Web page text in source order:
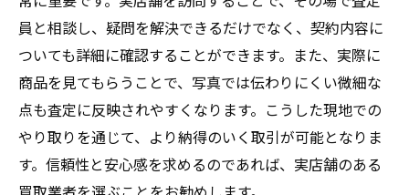
員と相談し、疑問を解決できるだけでなく、契約内容に
ついても詳細に確認することができます。また、実際に
商品を見てもらうことで、写真では伝わりにくい微細な
点も査定に反映されやすくなります。こうした現地での
やり取りを通じて、より納得のいく取引が可能となりま
す。信頼性と安心感を求めるのであれば、実店舗のある